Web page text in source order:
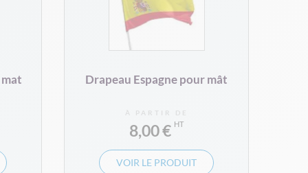
Drapeau Espagne pour mât
À PARTIR DE
8,00 €
VOIR LE PRODUIT